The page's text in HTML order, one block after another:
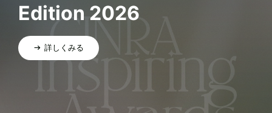
Edition 2026
詳しくみる